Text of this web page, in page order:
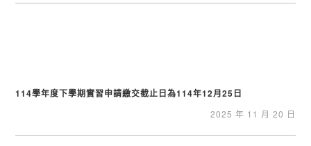
114學年度下學期實習申請繳交截止日為114年12月25日
2025 年 11 月 20 日